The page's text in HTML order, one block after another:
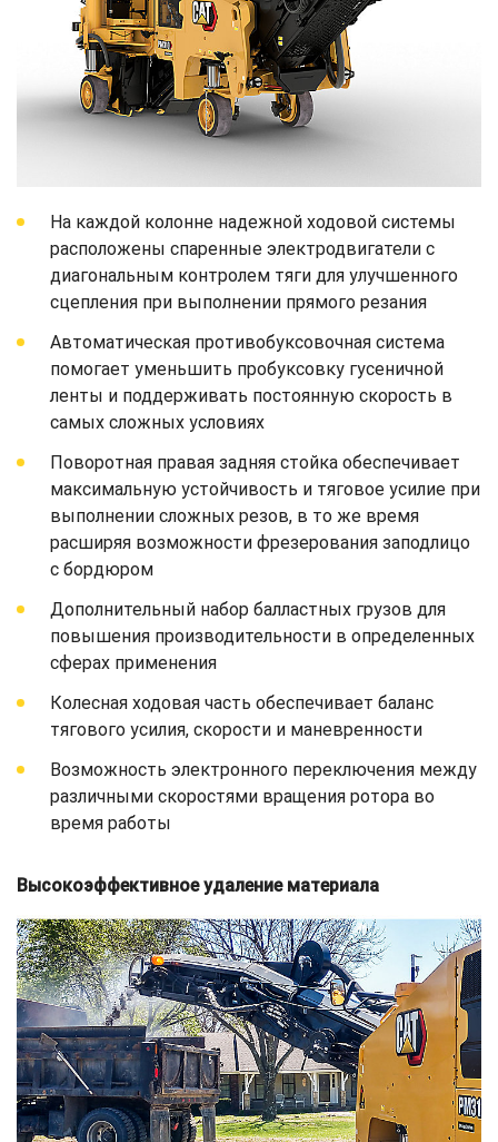
На каждой колонне надежной ходовой системы
расположены спаренные электродвигатели с
диагональным контролем тяги для улучшенного
сцепления при выполнении прямого резания
Автоматическая противобуксовочная система
помогает уменьшить пробуксовку гусеничной
ленты и поддерживать постоянную скорость в
самых сложных условиях
Поворотная правая задняя стойка обеспечивает
максимальную устойчивость и тяговое усилие при
выполнении сложных резов, в то же время
расширяя возможности фрезерования заподлицо
с бордюром
Дополнительный набор балластных грузов для
повышения производительности в определенных
сферах применения
Колесная ходовая часть обеспечивает баланс
тягового усилия, скорости и маневренности
Возможность электронного переключения между
различными скоростями вращения ротора во
время работы
Высокоэффективное удаление материала